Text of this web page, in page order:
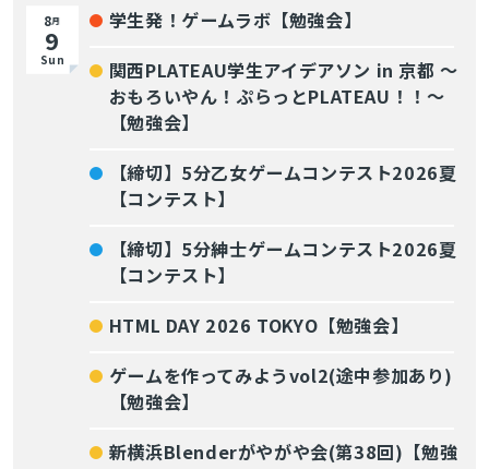
8月
9
Sun
学生発！ゲームラボ【勉強会】
関西PLATEAU学生アイデアソン in 京都 〜
おもろいやん！ぷらっとPLATEAU！！〜
【勉強会】
【締切】5分乙女ゲームコンテスト2026夏
【コンテスト】
【締切】5分紳士ゲームコンテスト2026夏
【コンテスト】
HTML DAY 2026 TOKYO【勉強会】
ゲームを作ってみようvol2(途中参加あり)
【勉強会】
新横浜Blenderがやがや会(第38回)【勉強